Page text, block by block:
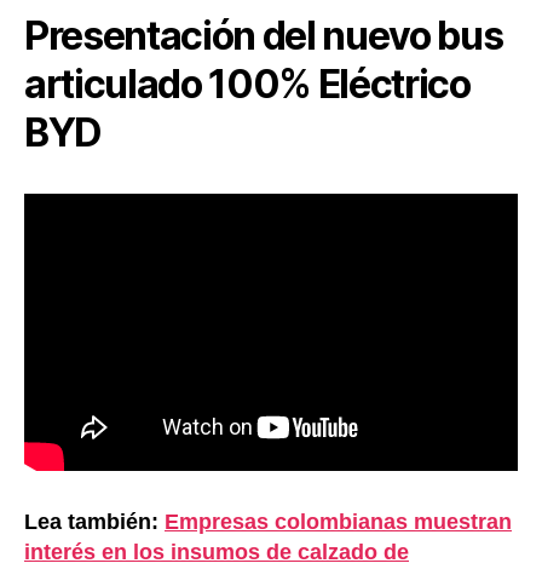
Presentación del nuevo bus
articulado 100% Eléctrico
BYD
Lea también: Empresas colombianas muestran
interés en los insumos de calzado de